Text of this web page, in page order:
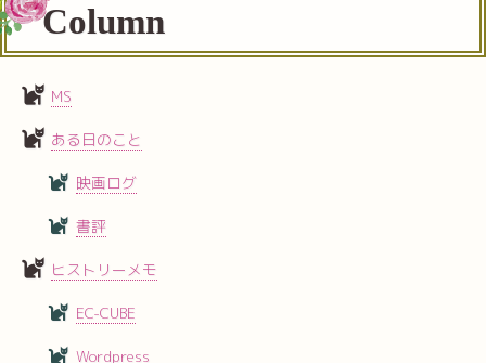
Column
MS
ある日のこと
映画ログ
書評
ヒストリーメモ
EC-CUBE
Wordpress